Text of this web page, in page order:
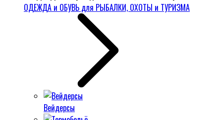
ОДЕЖДА и ОБУВЬ для РЫБАЛКИ, ОХОТЫ и ТУРИЗМА
Вейдерсы